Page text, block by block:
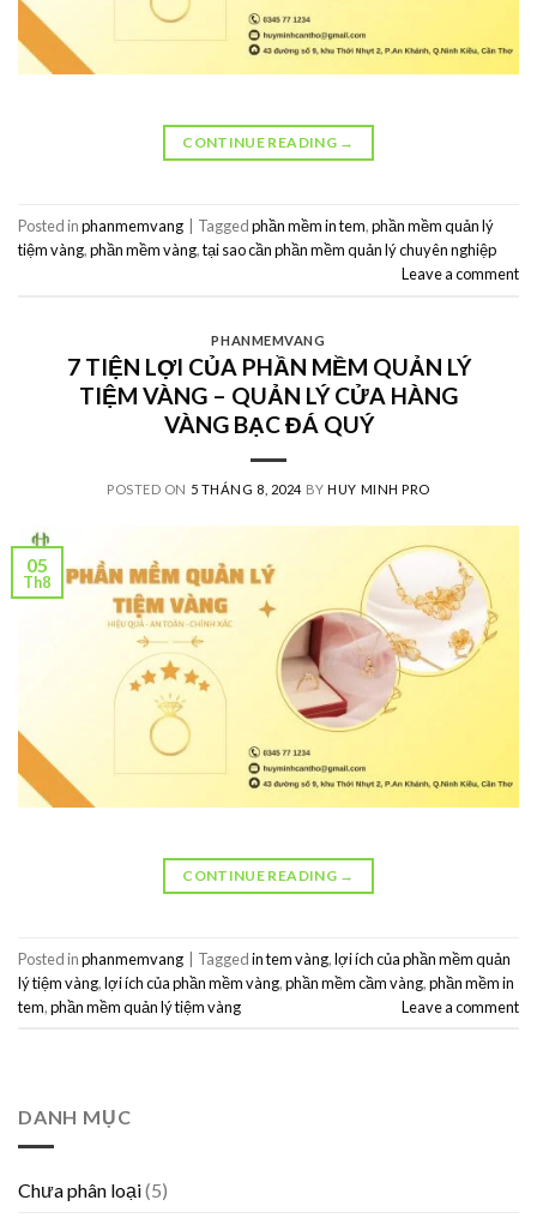
CONTINUE READING →
Posted inphanmemvang Taggedphần mềm in tem,phần mềm quản lý
tiệm vàng,phần mềm vàng,tại sao cần phần mềm quản lý chuyên nghiệp
Leave a comment
PHANMEMVANG
7 TIỆN LỢI CỦA PHẦN MỀM QUẢN LÝ
TIỆM VÀNG – QUẢN LÝ CỬA HÀNG
VÀNG BẠC ĐÁ QUÝ
POSTED ON 5 THÁNG 8, 2024 BYHUY MINH PRO
05
Th8
CONTINUE READING →
Posted inphanmemvang Taggedin tem vàng,lợi ích của phần mềm quản
lý tiệm vàng,lợi ích của phần mềm vàng,phần mềm cầm vàng,phần mềm in
tem,phần mềm quản lý tiệm vàng Leave a comment
DANH MỤC
Chưa phân loại(5)